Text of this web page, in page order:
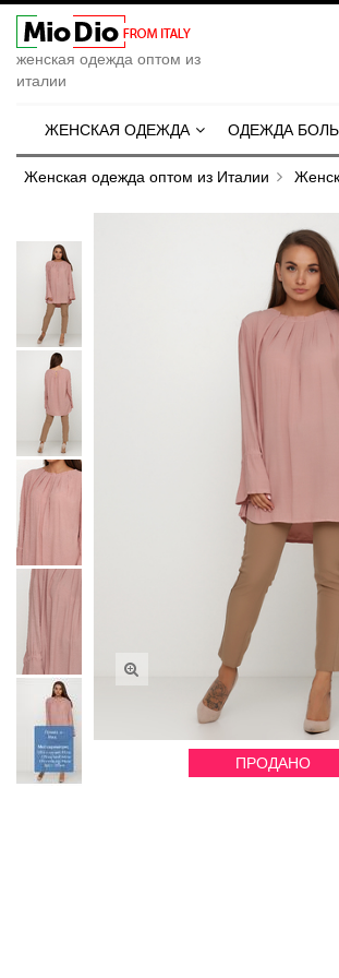
женская одежда оптом из
италии
ЖЕНСКАЯ ОДЕЖДА ОДЕЖДА
Женская одежда оптом из Италии
ПРОДАНО